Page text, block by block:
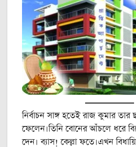
নির্বাচন সাঙ্গ হতেই রাজ কুমার তার
ফেলেন।তিনি বোনের আঁচলে ধরে
দেন। ব্যাস! কেল্লা ফতে।এখন